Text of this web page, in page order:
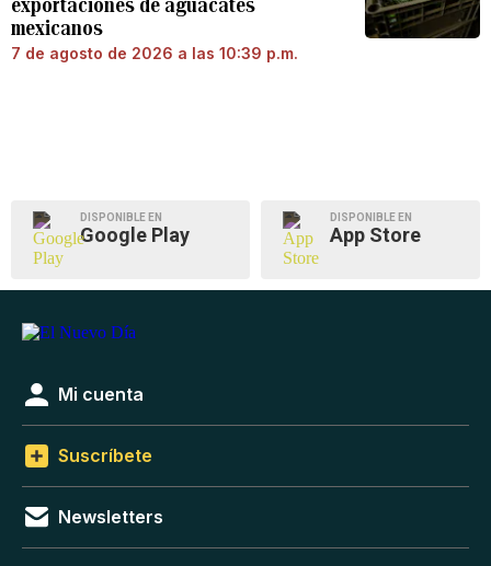
exportaciones de aguacates
mexicanos
7 de agosto de 2026 a las 10:39 p.m.
DISPONIBLE EN
Google Play
DISPONIBLE EN
App Store
Mi cuenta
Suscríbete
Newsletters